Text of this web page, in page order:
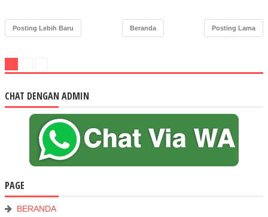
Posting Lebih Baru Posting Lama
Beranda
CHAT DENGAN ADMIN
PAGE
BERANDA